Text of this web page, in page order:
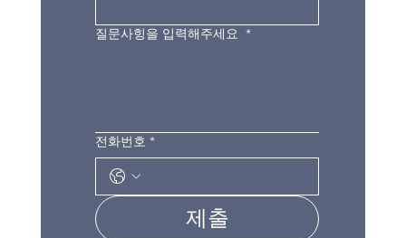
질문사힝을 입력해주세요 *
전화번호 *
제출